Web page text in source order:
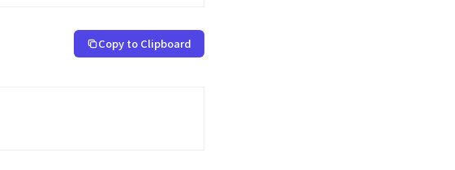
Copy to Clipboard